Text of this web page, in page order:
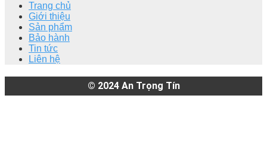
Trang chủ
Giới thiệu
Sản phẩm
Bảo hành
Tin tức
Liên hệ
© 2024 An Trọng Tín